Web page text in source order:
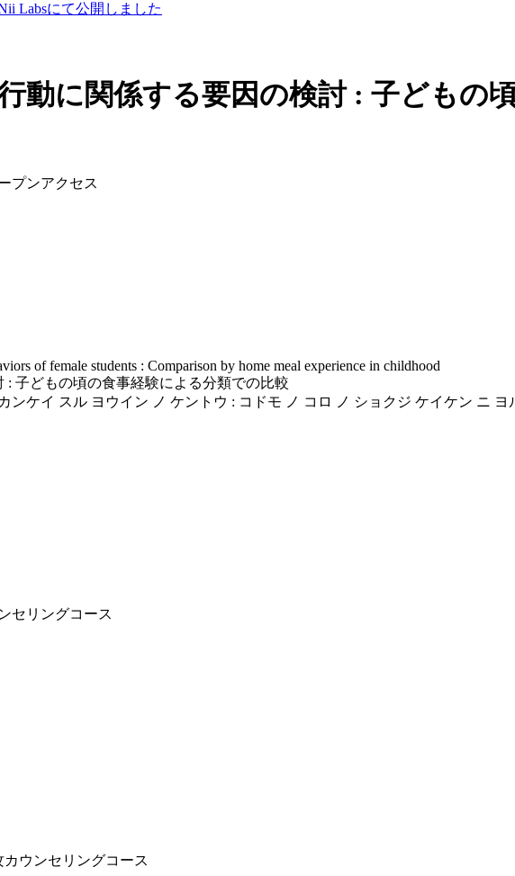
Labsにて公開しました
動に関係する要因の検討 : 子どもの
プンアクセス
of female students : Comparison by home meal experience in childhood
子どもの頃の食事経験による分類での比較
ンケイ スル ヨウイン ノ ケントウ : コドモ ノ コロ ノ ショクジ ケイケン ニ ヨ
セリングコース
ウンセリングコース